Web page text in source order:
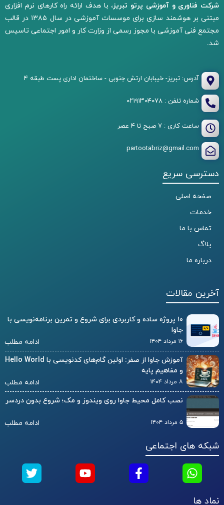
شرکت فناوری و آموزشی پرتو تبریز، با هدف ارائه راه کارهای نرم افزاری
مبتنی بر هوشمند سازی برای موسسات آموزشی در سال ۱۳۸۵ در قالب
مجتمع فنی آموزشی با مجوز رسمی از وزارت کار و امور اجتماعی تاسیس
شد.
آدرس: تبریز- خیبابان ارتش جنوبی - ساختمان اداری پست طبقه ۴
شماره تلفن : ۰۲۱۹۱۳۰۴۰۷۸
ساعت کاری : ۷ صبح تا ۴ عصر
partootabriz@gmail.com
دسترسی سریع
صفحه اصلی
خدمات
تماس با ما
بلاگ
درباره ما
آخرین مقالات
۱۰ پروژه ساده و کاربردی برای شروع و تمرین برنامه‌نویسی با
جاوا
۱۶ مرداد ۱۴۰۴
ادامه مطلب
آموزش جاوا از صفر: اولین گام‌های کدنویسی با Hello World
و مفاهیم پایه
۸ مرداد ۱۴۰۴
ادامه مطلب
نصب کامل محیط جاوا روی ویندوز و مک؛ شروع بدون دردسر
۵ مرداد ۱۴۰۴ ادامه مطلب
شبکه های اجتماعی
نماد ها